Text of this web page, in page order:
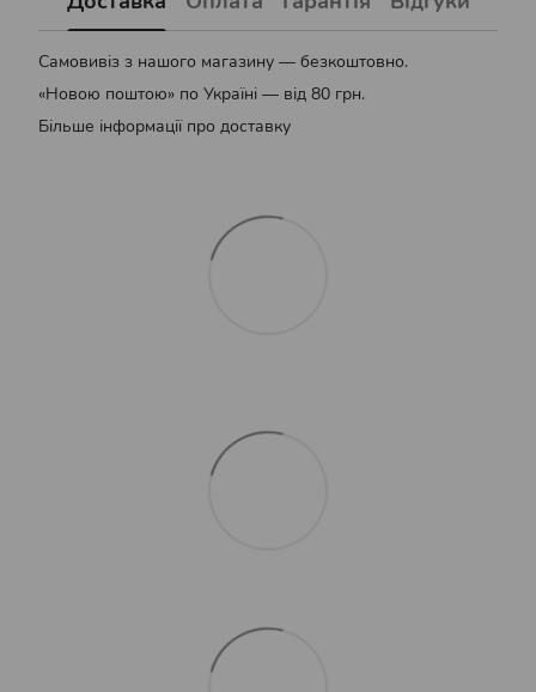
Самовивіз з нашого магазину — безкоштовно.
«Новою поштою» по Україні — від 80 грн.
Більше інформації про доставку